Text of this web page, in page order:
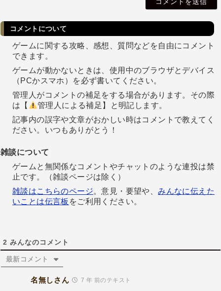
コメントについて
ゲームに関する攻略、感想、質問などを自由にコメント
できます。
ゲームが動かないときは、使用中のブラウザとデバイス
（PCかスマホ）を必ず書いてください。
管理人がコメントの補足をする場合があります。その際
は【
管理人による補足】と明記します。
記事内の誤字や文章がおかしい時はコメントで教えてく
ださい。いつもありがとう！
雑談について
ゲームと無関係なコメントやチャットのような連投は禁
止です。（雑談ページは除く）
雑談はこちらのページ。意見・要望や、みんなに伝えた
いことは伝言板 をご利用ください。
2 みんなのコメント
最新コメント
名無しさん 7 年 前のテキスト